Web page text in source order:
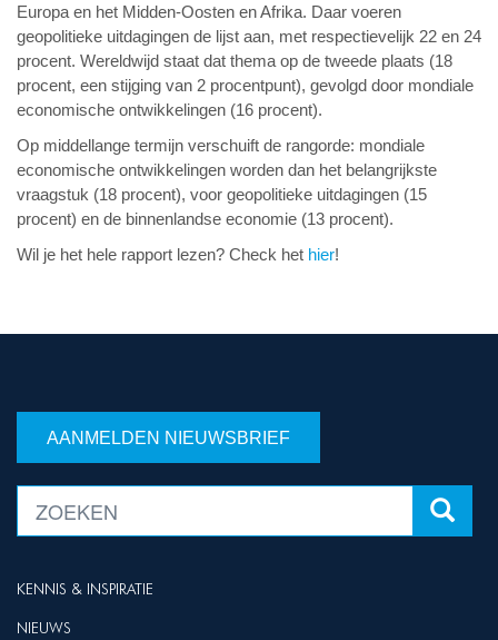
Europa en het Midden-Oosten en Afrika. Daar voeren
geopolitieke uitdagingen de lijst aan, met respectievelijk 22 en 24
procent. Wereldwijd staat dat thema op de tweede plaats (18
procent, een stijging van 2 procentpunt), gevolgd door mondiale
economische ontwikkelingen (16 procent).
Op middellange termijn verschuift de rangorde: mondiale
economische ontwikkelingen worden dan het belangrijkste
vraagstuk (18 procent), voor geopolitieke uitdagingen (15
procent) en de binnenlandse economie (13 procent).
Wil je het hele rapport lezen? Check het hier!
AANMELDEN NIEUWSBRIEF
KENNIS & INSPIRATIE
NIEUWS